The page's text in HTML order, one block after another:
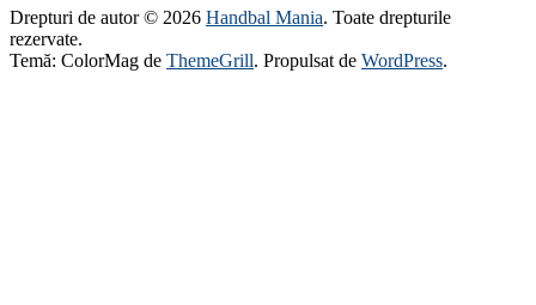
Drepturi de autor © 2026 Handbal Mania. Toate drepturile
rezervate.
Temă: ColorMag de ThemeGrill. Propulsat de WordPress.